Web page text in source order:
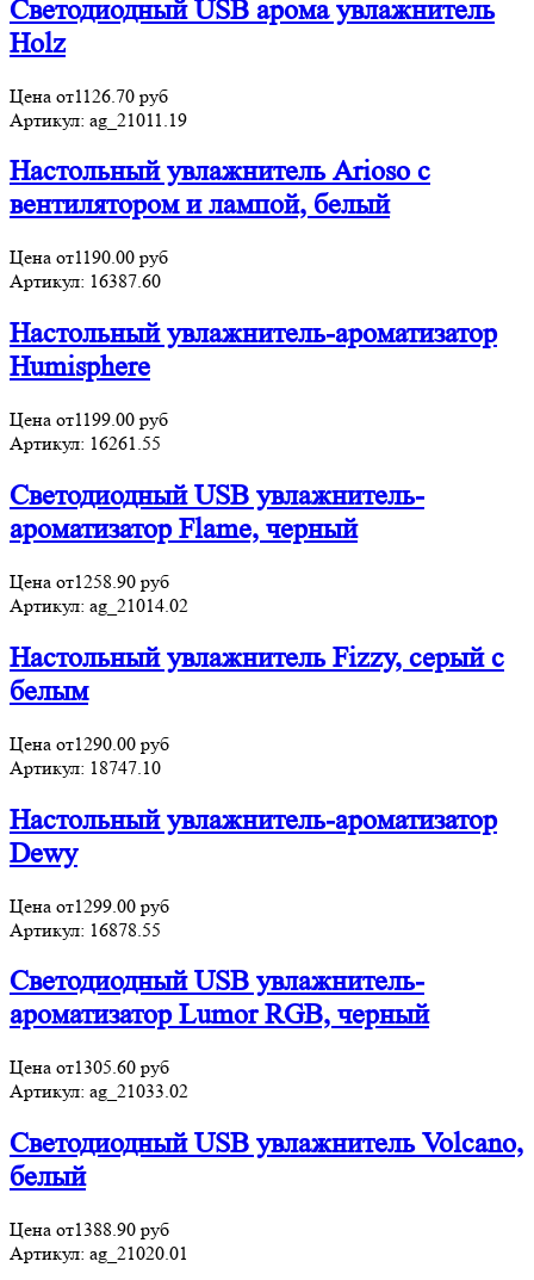
Светодиодный USB арома увлажнитель
Holz
Цена от1126.70 руб
Артикул: ag_21011.19
Настольный увлажнитель Arioso с
вентилятором и лампой, белый
Цена от1190.00 руб
Артикул: 16387.60
Настольный увлажнитель-ароматизатор
Humisphere
Цена от1199.00 руб
Артикул: 16261.55
Светодиодный USB увлажнитель-
ароматизатор Flame, черный
Цена от1258.90 руб
Артикул: ag_21014.02
Настольный увлажнитель Fizzy, серый с
белым
Цена от1290.00 руб
Артикул: 18747.10
Настольный увлажнитель-ароматизатор
Dewy
Цена от1299.00 руб
Артикул: 16878.55
Светодиодный USB увлажнитель-
ароматизатор Lumor RGB, черный
Цена от1305.60 руб
Артикул: ag_21033.02
Светодиодный USB увлажнитель Volcano,
белый
Цена от1388.90 руб
Артикул: ag_21020.01